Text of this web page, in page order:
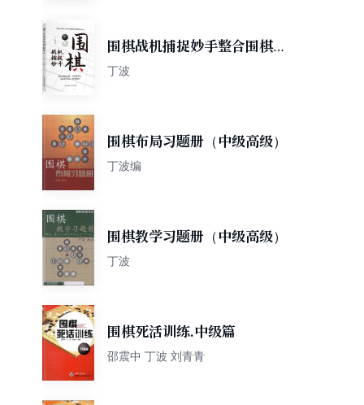
围棋战机捕捉妙手整合围棋妙
手与攻杀常见棋局，用敏锐、
丁波
围棋布局习题册（中级高级）
丁波编
围棋教学习题册（中级高级）
丁波
围棋死活训练.中级篇
邵震中 丁波 刘青青